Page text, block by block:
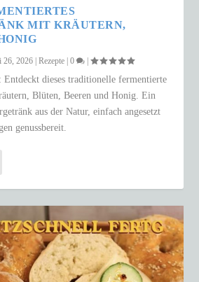
MIT KRÄUTERN,
26, 2026 |Rezepte |0 |
Entdeckt dieses traditionelle fermentierte
Blüten, Beeren und Honig. Ein
aus der Natur, einfach angesetzt
genussbereit.